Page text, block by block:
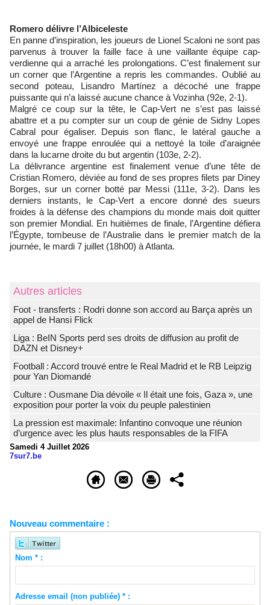
Romero délivre l’Albiceleste
En panne d’inspiration, les joueurs de Lionel Scaloni ne sont pas
parvenus à trouver la faille face à une vaillante équipe cap-
verdienne qui a arraché les prolongations. C’est finalement sur
un corner que l’Argentine a repris les commandes. Oublié au
second poteau, Lisandro Martínez a décoché une frappe
puissante qui n’a laissé aucune chance à Vozinha (92e, 2-1).
Malgré ce coup sur la tête, le Cap-Vert ne s’est pas laissé
abattre et a pu compter sur un coup de génie de Sidny Lopes
Cabral pour égaliser. Depuis son flanc, le latéral gauche a
envoyé une frappe enroulée qui a nettoyé la toile d’araignée
dans la lucarne droite du but argentin (103e, 2-2).
La délivrance argentine est finalement venue d’une tête de
Cristian Romero, déviée au fond de ses propres filets par Diney
Borges, sur un corner botté par Messi (111e, 3-2). Dans les
derniers instants, le Cap-Vert a encore donné des sueurs
froides à la défense des champions du monde mais doit quitter
son premier Mondial. En huitièmes de finale, l’Argentine défiera
l’Égypte, tombeuse de l’Australie dans le premier match de la
journée, le mardi 7 juillet (18h00) à Atlanta.
Autres articles
Foot - transferts : Rodri donne son accord au Barça après un
appel de Hansi Flick
Liga : BeIN Sports perd ses droits de diffusion au profit de
DAZN et Disney+
Football : Accord trouvé entre le Real Madrid et le RB Leipzig
pour Yan Diomandé
Culture : Ousmane Dia dévoile « Il était une fois, Gaza », une
exposition pour porter la voix du peuple palestinien
La pression est maximale: Infantino convoque une réunion
d’urgence avec les plus hauts responsables de la FIFA
Samedi 4 Juillet 2026
7sur7.be
Nouveau commentaire :
Nom * :
Adresse email (non publiée) * :